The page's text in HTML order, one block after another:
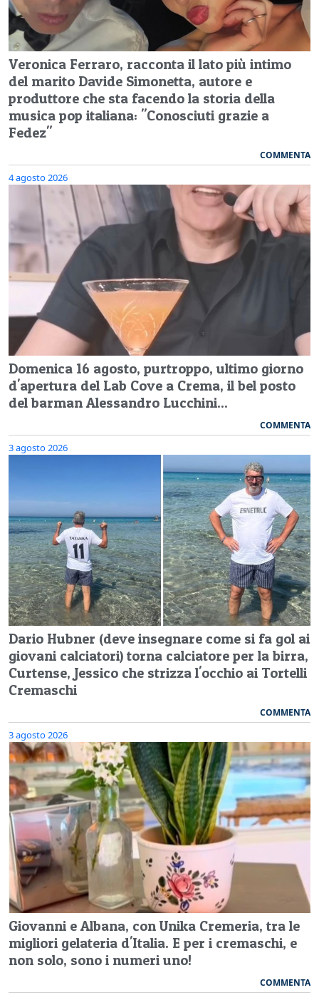
Veronica Ferraro, racconta il lato più intimo
del marito Davide Simonetta, autore e
produttore che sta facendo la storia della
musica pop italiana: "Conosciuti grazie a
Fedez"
COMMENTA
4 agosto 2026
Domenica 16 agosto, purtroppo, ultimo giorno
d'apertura del Lab Cove a Crema, il bel posto
del barman Alessandro Lucchini...
COMMENTA
3 agosto 2026
Dario Hubner (deve insegnare come si fa gol ai
giovani calciatori) torna calciatore per la birra,
Curtense, Jessico che strizza l'occhio ai Tortelli
Cremaschi
COMMENTA
3 agosto 2026
Giovanni e Albana, con Unika Cremeria, tra le
migliori gelateria d'Italia. E per i cremaschi, e
non solo, sono i numeri uno!
COMMENTA